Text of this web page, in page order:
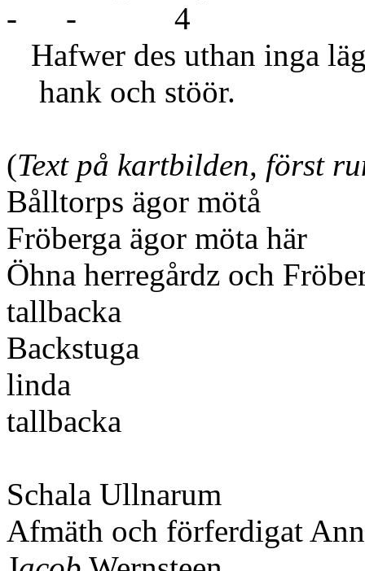
- - 4
Hafwer des uthan inga
hank och stöör.
(Text på kartbilden, först
Bålltorps ägor mötå
Fröberga ägor möta här
Öhna herregårdz och
tallbacka
Backstuga
linda
tallbacka
Schala Ullnarum
Afmäth och förferdigat